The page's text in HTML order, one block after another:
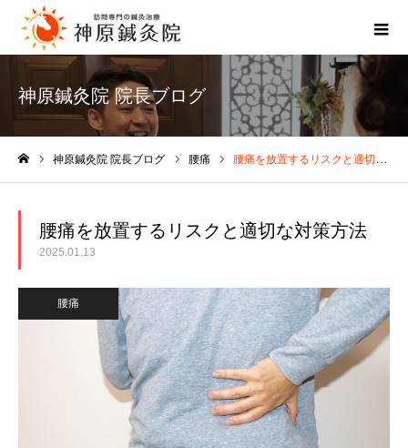
神原鍼灸院 院長ブログ
神原鍼灸院 院長ブログ 腰痛 腰痛を放置するリスクと適切な対策方法
腰痛を放置するリスクと適切な対策方法
2025.01.13
腰痛